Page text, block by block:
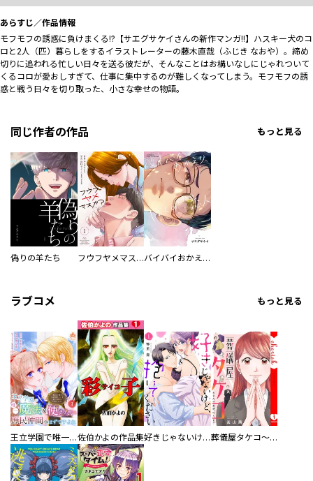
あらすじ／作品情報
モフモフの誘惑に負けまくる!?【サエグサケイさんの新作マンガ!!】ハスキー犬のコ
ロと2人（匹）暮らしをするイラストレーターの藤木直哉（ふじき なおや）。締め
切りに追われる忙しい日々を送る彼だが、そんなことはお構いなしにじゃれついて
くるコロが愛おしすぎて、仕事に集中するのが難しくなってしまう。モフモフの誘
惑と戦う日々を切り取った、小さな幸せの物語。
同じ作者の作品 もっと見る
偽りの羊たち フウフヤメマスカ？ バイバイおかえり、ぼくの恋人
ラブコメ もっと見る
王立学園で唯一魔法が使えない庶民仲間のはずですよね～実は王子様で私を溺愛しているなんて告白はやめてください～佐伯かよの作品集 好きじゃないけど、抱いてください【電子単行本版／特典おまけ付き】 葬儀屋タケコ～あなたの最期、叶えます【電子単行本版】